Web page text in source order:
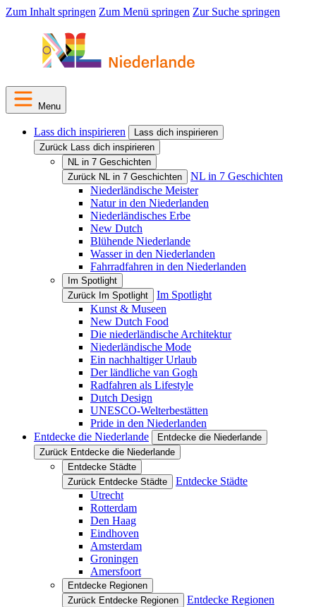
Zum Inhalt springen Zum Menü springen Zur Suche springen
Menu
Lass dich inspirieren
Lass dich inspirieren
Zurück Lass dich inspirieren
NL in 7 Geschichten
Zurück NL in 7 Geschichten
NL in 7 Geschichten
Niederländische Meister
Natur in den Niederlanden
Niederländisches Erbe
New Dutch
Blühende Niederlande
Wasser in den Niederlanden
Fahrradfahren in den Niederlanden
Im Spotlight
Zurück Im Spotlight
Im Spotlight
Kunst & Museen
New Dutch Food
Die niederländische Architektur
Niederländische Mode
Ein nachhaltiger Urlaub
Der ländliche van Gogh
Radfahren als Lifestyle
Dutch Design
UNESCO-Welterbestätten
Pride in den Niederlanden
Entdecke die Niederlande
Entdecke die Niederlande
Zurück Entdecke die Niederlande
Entdecke Städte
Zurück Entdecke Städte
Entdecke Städte
Utrecht
Rotterdam
Den Haag
Eindhoven
Amsterdam
Groningen
Amersfoort
Entdecke Regionen
Zurück Entdecke Regionen
Entdecke Regionen